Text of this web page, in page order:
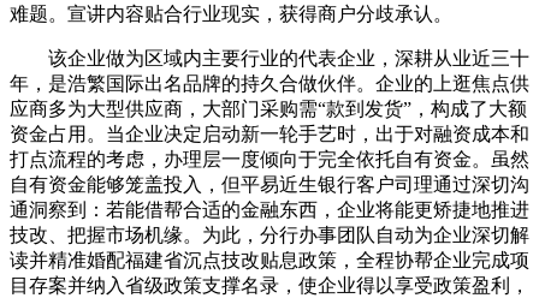
难题。宣讲内容贴合行业现实，获得商户分歧承认。
该企业做为区域内主要行业的代表企业，深耕从业近三十
年，是浩繁国际出名品牌的持久合做伙伴。企业的上逛焦点供
应商多为大型供应商，大部门采购需“款到发货”，构成了大额
资金占用。当企业决定启动新一轮手艺时，出于对融资成本和
打点流程的考虑，办理层一度倾向于完全依托自有资金。虽然
自有资金能够笼盖投入，但平易近生银行客户司理通过深切沟
通洞察到：若能借帮合适的金融东西，企业将能更矫捷地推进
技改、把握市场机缘。为此，分行办事团队自动为企业深切解
读并精准婚配福建省沉点技改贴息政策，全程协帮企业完成项
目存案并纳入省级政策支撑名录，使企业得以享受政策盈利，